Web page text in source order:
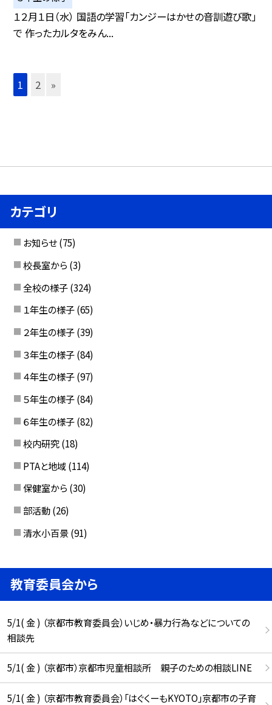
１２月１日（水） 国語の学習「カンジーはかせの音訓遊び歌」
で 作ったカルタをみん...
1 2 »
カテゴリ
お知らせ (75)
校長室から (3)
全校の様子 (324)
１年生の様子 (65)
２年生の様子 (39)
３年生の様子 (84)
４年生の様子 (97)
５年生の様子 (84)
６年生の様子 (82)
校内研究 (18)
PTAと地域 (114)
保健室から (30)
部活動 (26)
清水小百景 (91)
教育委員会から
5/1( 金 ) （京都市教育委員会）いじめ・暴力行為などについての
相談先
5/1( 金 ) （京都市）京都市児童相談所 親子のための相談LINE
5/1( 金 ) （京都市教育委員会）「はぐくーもKYOTO」京都市の子育